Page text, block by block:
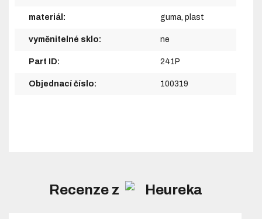
materiál: guma, plast
vyměnitelné sklo: ne
Part ID: 241P
Objednací číslo: 100319
Recenze z